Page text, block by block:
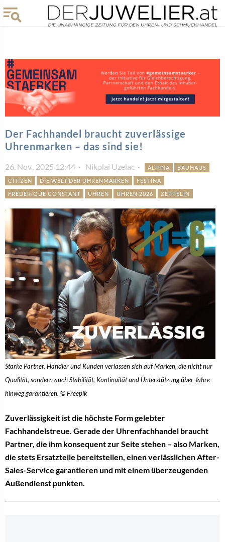
Der Fachhandel braucht zuverlässige
Uhrenmarken – das sind sie!
26. Nov.. 2025 12:44 Nikolai Uzelac ALPINA
BAUHAUS
CITIZEN
DIE WELT DER UHRENMARKEN
FESTINA
FREDERIQUE CONSTANT
UHREN UHREN 2026 ZEPPELIN
Starke Partner. Händler und Kunden verlassen sich auf Marken, die nicht nur
Qualität, sondern auch Stabilität, Kontinuität und Unterstützung über Jahre
hinweg garantieren. © Freepik
Zuverlässigkeit ist die höchste Form gelebter
Fachhandelstreue. Gerade der Uhrenfachhandel braucht
Partner, die ihm konsequent zur Seite stehen – also Marken,
die stets Ersatzteile bereitstellen, einen verlässlichen After-
Sales-Service garantieren und mit einem überzeugenden
Außendienst punkten.